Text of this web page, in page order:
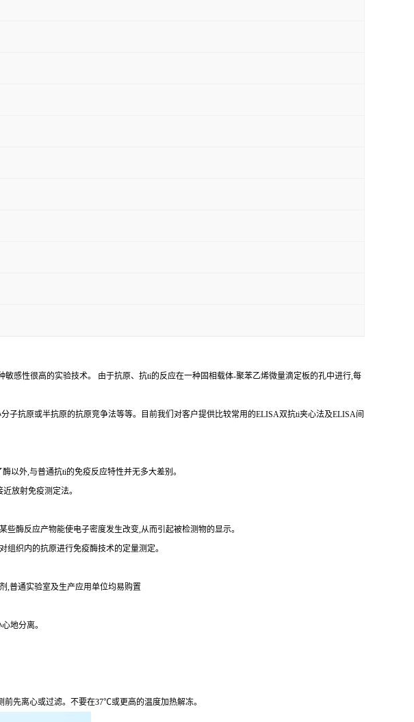
感性很高的实验技术。 由于抗原、 抗ti的反应在一种固相载体-聚苯乙烯微量滴定板的孔中进行,每
子抗原或半抗原的抗原竞争法等等。目前我们对客户提供比较常用的ELISA双抗ti夹心法及ELISA间
以外,与普通抗ti的免疫反应特性并无多大差别。
放射免疫测定法。
酶反应产物能使电子密度发生改变,从而引起被检测物的显示。
织内的抗原进行免疫酶技术的定量测定。
,普通实验室及生产应用单位均易购置
地分离。
先离心或过滤。不要在37℃或更高的温度加热解冻。